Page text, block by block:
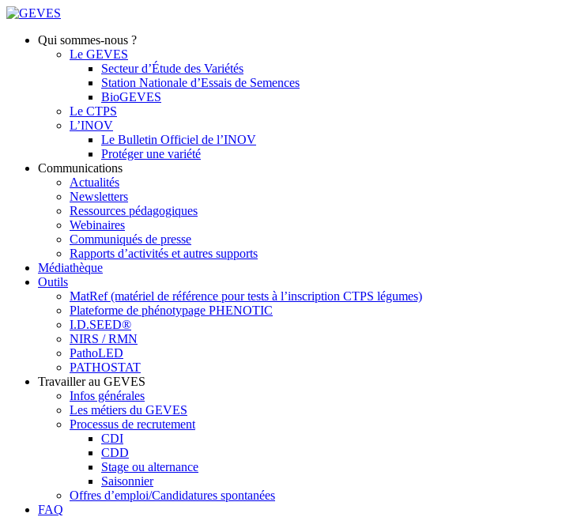
Qui sommes-nous ?
Le GEVES
Secteur d’Étude des Variétés
Station Nationale d’Essais de Semences
BioGEVES
Le CTPS
L’INOV
Le Bulletin Officiel de l’INOV
Protéger une variété
Communications
Actualités
Newsletters
Ressources pédagogiques
Webinaires
Communiqués de presse
Rapports d’activités et autres supports
Médiathèque
Outils
MatRef (matériel de référence pour tests à l’inscription CTPS légumes)
Plateforme de phénotypage PHENOTIC
I.D.SEED®
NIRS / RMN
PathoLED
PATHOSTAT
Travailler au GEVES
Infos générales
Les métiers du GEVES
Processus de recrutement
CDI
CDD
Stage ou alternance
Saisonnier
Offres d’emploi/Candidatures spontanées
FAQ